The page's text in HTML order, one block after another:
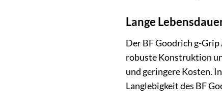
Lange
Der BF Goodrich g-
robuste Konstruktion
und geringere Kosten.
Langlebigkeit des BF